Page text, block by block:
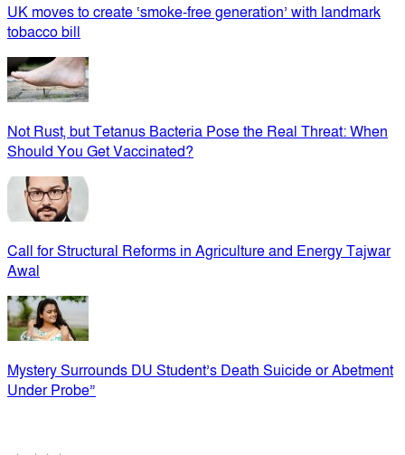
UK moves to create ‘smoke-free generation’ with landmark
tobacco bill
Not Rust, but Tetanus Bacteria Pose the Real Threat: When
Should You Get Vaccinated?
Call for Structural Reforms in Agriculture and Energy Tajwar
Awal
Mystery Surrounds DU Student’s Death Suicide or Abetment
Under Probe”